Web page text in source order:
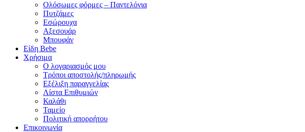
Ολόσωμες φόρμες – Παντελόνια
Πυτζάμες
Εσώρουχα
Αξεσουάρ
Μπουφάν
Είδη Bebe
Χρήσιμα
Ο λογαριασμός μου
Τρόποι αποστολής/πληρωμής
Εξέλιξη παραγγελίας
Λίστα Επιθυμιών
Καλάθι
Ταμείο
Πολιτική απορρήτου
Επικοινωνία